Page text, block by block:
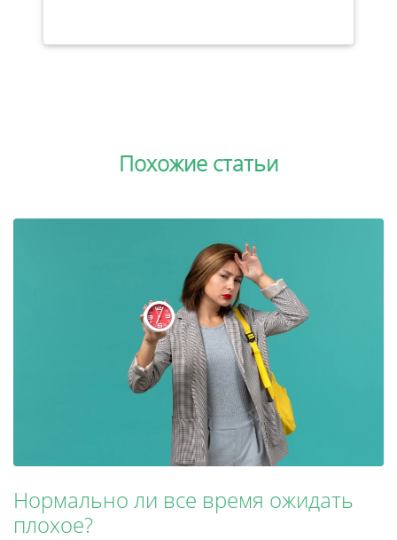
Похожие статьи
Нормально ли все время ожидать
плохое?